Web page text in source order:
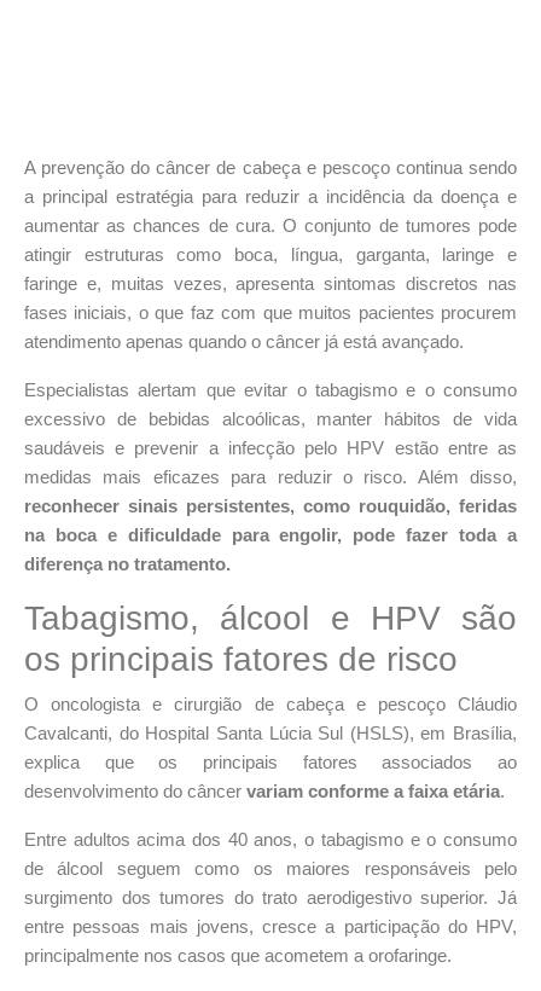
A prevenção do câncer de cabeça e pescoço continua sendo
a principal estratégia para reduzir a incidência da doença e
aumentar as chances de cura.O conjunto de tumores pode
atingir estruturas como boca, língua, garganta, laringe e
faringe e, muitas vezes, apresenta sintomas discretos nas
fases iniciais, o que faz com que muitos pacientes procurem
atendimento apenas quando o câncer já está avançado.
Especialistas alertam que evitar o tabagismo e o consumo
excessivo de bebidas alcoólicas, manter hábitos de vida
saudáveis e prevenir a infecção pelo HPV estão entre as
medidas mais eficazes para reduzir o risco. Além disso,
reconhecer sinais persistentes, como rouquidão, feridas
na boca e dificuldade para engolir, pode fazer toda a
diferença no tratamento.
Tabagismo, álcool e HPV são
os principais fatores de risco
O oncologista e cirurgião de cabeça e pescoço Cláudio
Cavalcanti, do Hospital Santa Lúcia Sul (HSLS), em Brasília,
explica que os principais fatores associados ao
desenvolvimento do câncer variam conforme a faixa etária.
Entre adultos acima dos 40 anos, o tabagismo e o consumo
de álcool seguem como os maiores responsáveis pelo
surgimento dos tumores do trato aerodigestivo superior. Já
entre pessoas mais jovens, cresce a participação do HPV,
principalmente nos casos que acometem a orofaringe.